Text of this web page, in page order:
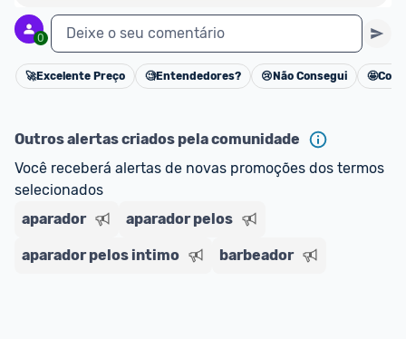
0 Deixe o seu comentário
Cancelar
🚀Excelente Preço 🧐Entendedores? 😢 Não Consegui 🤩
Outros alertas criados pela comunidade
Você receberá alertas de novas promoções dos termos
selecionados
aparador
aparador pelos
aparador pelos intimo barbeador